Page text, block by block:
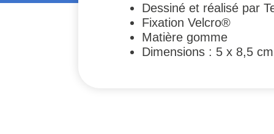
Dessiné et réalisé par
Fixation Velcro®
Matière gomme
Dimensions : 5 x 8,5 cm